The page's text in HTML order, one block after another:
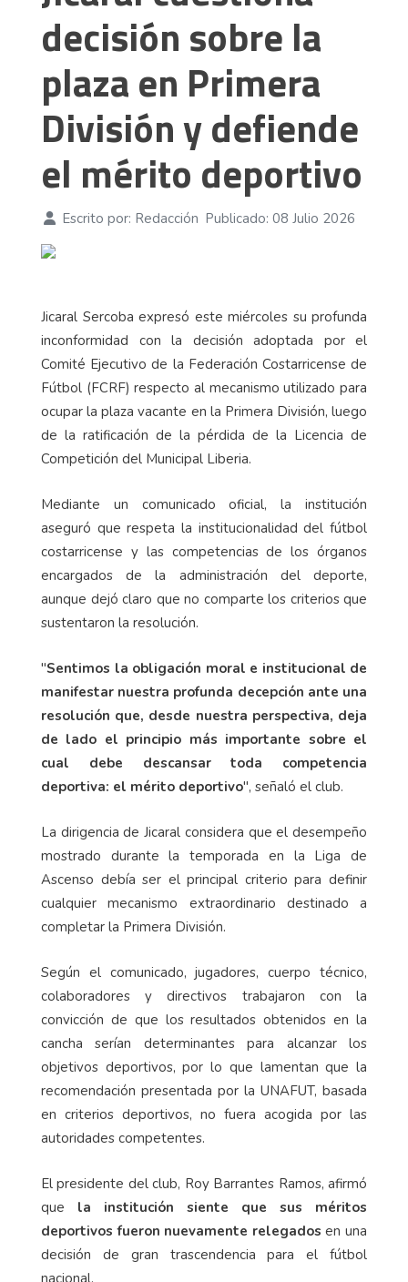
decisión sobre la
plaza en Primera
División y defiende
el mérito deportivo
Escrito por: Redacción Publicado: 08 Julio 2026
Jicaral Sercoba expresó este miércoles su profunda
inconformidad con la decisión adoptada por el
Comité Ejecutivo de la Federación Costarricense de
Fútbol (FCRF) respecto al mecanismo utilizado para
ocupar la plaza vacante en la Primera División, luego
de la ratificación de la pérdida de la Licencia de
Competición del Municipal Liberia.
Mediante un comunicado oficial, la institución
aseguró que respeta la institucionalidad del fútbol
costarricense y las competencias de los órganos
encargados de la administración del deporte,
aunque dejó claro que no comparte los criterios que
sustentaron la resolución.
"Sentimos la obligación moral e institucional de
manifestar nuestra profunda decepción ante una
resolución que, desde nuestra perspectiva, deja
de lado el principio más importante sobre el
cual debe descansar toda competencia
deportiva: el mérito deportivo", señaló el club.
La dirigencia de Jicaral considera que el desempeño
mostrado durante la temporada en la Liga de
Ascenso debía ser el principal criterio para definir
cualquier mecanismo extraordinario destinado a
completar la Primera División.
Según el comunicado, jugadores, cuerpo técnico,
colaboradores y directivos trabajaron con la
convicción de que los resultados obtenidos en la
cancha serían determinantes para alcanzar los
objetivos deportivos, por lo que lamentan que la
recomendación presentada por la UNAFUT, basada
en criterios deportivos, no fuera acogida por las
autoridades competentes.
El presidente del club, Roy Barrantes Ramos, afirmó
que la institución siente que sus méritos
deportivos fueron nuevamente relegados en una
decisión de gran trascendencia para el fútbol